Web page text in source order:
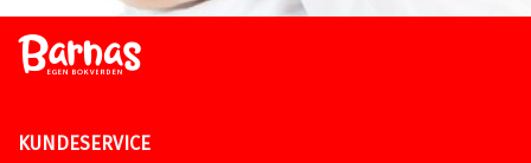
KUNDESERVICE